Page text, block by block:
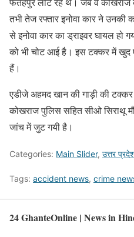
तभी तेज रफ्तार इनोवा कार ने
से इनोवा कार का ड्राइवर घायल
को भी चोट आई है। इस टक्कर में खुद
हैं।
एडीजे अहमद खान की गाड़ी की
कोखराज पुलिस सहित सीओ सिराथू
जांच में जुट गयी है।
Categories: Main Slider, उत्तर
Tags: accident news, crime
24 GhanteOnline | News in